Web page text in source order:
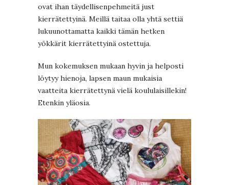
ovat ihan täydellisenpehmeitä just
kierrätettyinä. Meillä taitaa olla yhtä settiä
lukuunottamatta kaikki tämän hetken
yökkärit kierrätettyinä ostettuja.
Mun kokemuksen mukaan hyvin ja helposti
löytyy hienoja, lapsen maun mukaisia
vaatteita kierrätettynä vielä koululaisillekin!
Etenkin yläosia.